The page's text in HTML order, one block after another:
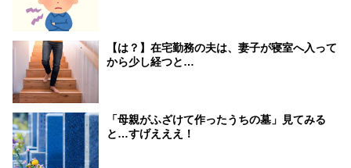
【は？】在宅勤務の夫は、妻子が寝室へ入って
から少し経つと…
「母親がふざけて作ったうちの墓」見てみる
と…すげえええ！